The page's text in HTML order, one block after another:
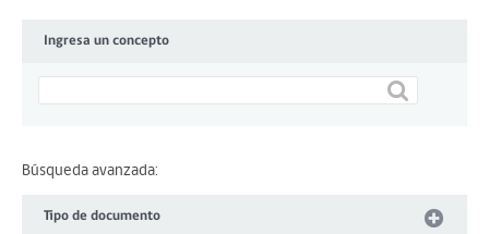
Ingresa un concepto
Búsqueda avanzada:
Tipo de documento